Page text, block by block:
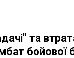
та
бойової